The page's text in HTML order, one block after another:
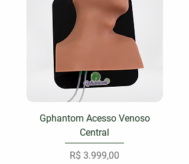
Gphantom Acesso Venoso
Central
Preço
R$ 3.999,00